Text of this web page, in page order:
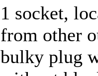
1 socket,
from other
bulky plug